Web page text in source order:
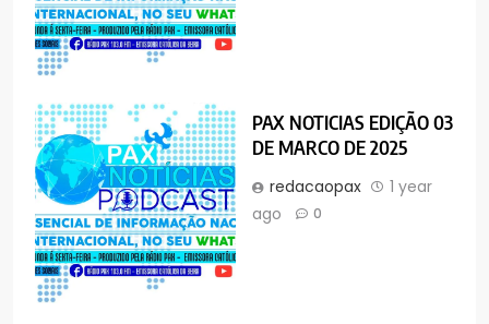
PAX NOTICIAS EDIÇÃO 03
DE MARCO DE 2025
redacaopax
1 year
ago
0